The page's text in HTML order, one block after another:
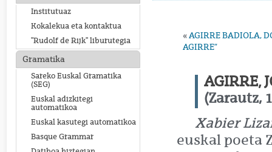
Institutuaz
Kokalekua eta kontaktua
"Rudolf de Rijk" liburutegia
Gramatika
Sareko Euskal Gramatika
(SEG)
Euskal adizkitegi
automatikoa
Euskal kasutegi automatikoa
Basque Grammar
« AGIRRE BADIOLA,
AGIRRE”
AGIRRE,
(Zarautz,
Xabier
euskal poeta